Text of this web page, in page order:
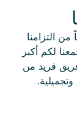
التزامنا
لكم أكبر
فريد من